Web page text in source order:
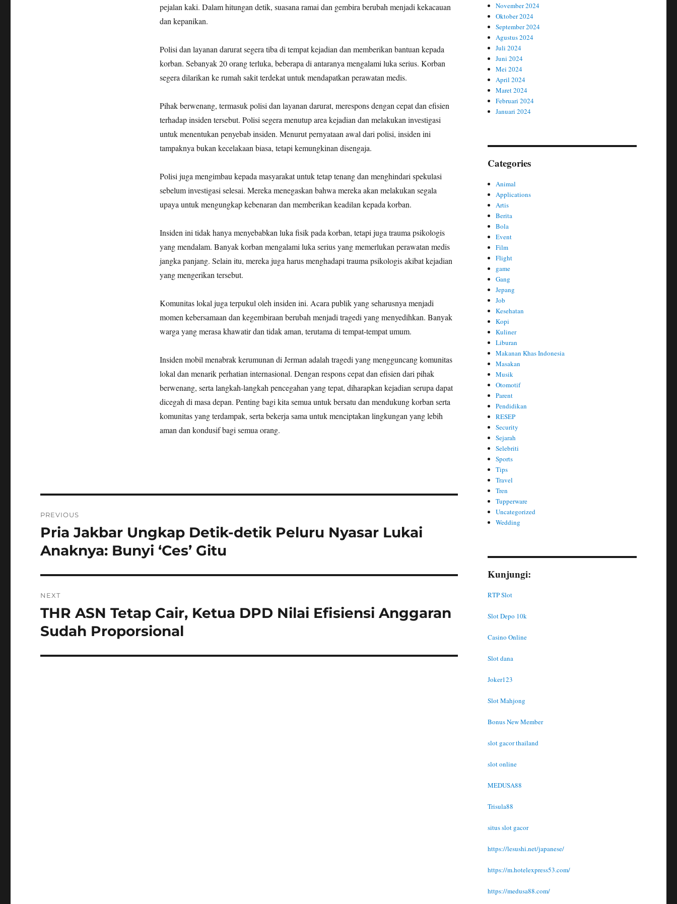
pejalan kaki. Dalam hitungan detik, suasana ramai dan gembira berubah menjadi kekacauan
dan kepanikan.
Polisi dan layanan darurat segera tiba di tempat kejadian dan memberikan bantuan kepada
korban. Sebanyak 20 orang terluka, beberapa di antaranya mengalami luka serius. Korban
segera dilarikan ke rumah sakit terdekat untuk mendapatkan perawatan medis.
Pihak berwenang, termasuk polisi dan layanan darurat, merespons dengan cepat dan efisien
terhadap insiden tersebut. Polisi segera menutup area kejadian dan melakukan investigasi
untuk menentukan penyebab insiden. Menurut pernyataan awal dari polisi, insiden ini
tampaknya bukan kecelakaan biasa, tetapi kemungkinan disengaja.
Polisi juga mengimbau kepada masyarakat untuk tetap tenang dan menghindari spekulasi
sebelum investigasi selesai. Mereka menegaskan bahwa mereka akan melakukan segala
upaya untuk mengungkap kebenaran dan memberikan keadilan kepada korban.
Insiden ini tidak hanya menyebabkan luka fisik pada korban, tetapi juga trauma psikologis
yang mendalam. Banyak korban mengalami luka serius yang memerlukan perawatan medis
jangka panjang. Selain itu, mereka juga harus menghadapi trauma psikologis akibat kejadian
yang mengerikan tersebut.
Komunitas lokal juga terpukul oleh insiden ini. Acara publik yang seharusnya menjadi
momen kebersamaan dan kegembiraan berubah menjadi tragedi yang menyedihkan. Banyak
warga yang merasa khawatir dan tidak aman, terutama di tempat-tempat umum.
Insiden mobil menabrak kerumunan di Jerman adalah tragedi yang mengguncang komunitas
lokal dan menarik perhatian internasional. Dengan respons cepat dan efisien dari pihak
berwenang, serta langkah-langkah pencegahan yang tepat, diharapkan kejadian serupa dapat
dicegah di masa depan. Penting bagi kita semua untuk bersatu dan mendukung korban serta
komunitas yang terdampak, serta bekerja sama untuk menciptakan lingkungan yang lebih
aman dan kondusif bagi semua orang.
pos
PREVIOUS
Previous
post:
Pria Jakbar Ungkap Detik-detik Peluru Nyasar Lukai
Anaknya: Bunyi ‘Ces’ Gitu
NEXT
Next
post:
THR ASN Tetap Cair, Ketua DPD Nilai Efisiensi Anggaran
Sudah Proporsional
November 2024
Oktober 2024
September 2024
Agustus 2024
Juli 2024
Juni 2024
Mei 2024
April 2024
Maret 2024
Februari 2024
Januari 2024
Categories
Animal
Applications
Artis
Berita
Bola
Event
Film
Flight
game
Gang
Jepang
Job
Kesehatan
Kopi
Kuliner
Liburan
Makanan Khas Indonesia
Masakan
Musik
Otomotif
Parent
Pendidikan
RESEP
Security
Sejarah
Selebriti
Sports
Tips
Travel
Tren
Tupperware
Uncategorized
Wedding
Kunjungi:
RTP Slot
Slot Depo 10k
Casino Online
Slot dana
Joker123
Slot Mahjong
Bonus New Member
slot gacor thailand
slot online
MEDUSA88
Trisula88
situs slot gacor
https://lesushi.net/japanese/
https://m.hotelexpress53.com/
https://medusa88.com/